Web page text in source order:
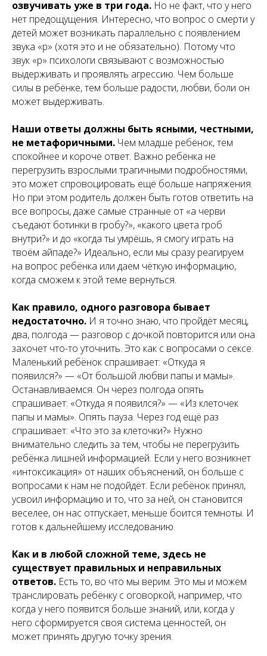
озвучивать уже в три года. Но не факт, что у него
нет предощущения. Интересно, что вопрос о смерти у
детей может возникать параллельно с появлением
звука «р» (хотя это и не обязательно). Потому что
звук «р» психологи связывают с возможностью
выдерживать и проявлять агрессию. Чем больше
силы в ребёнке, тем больше радости, любви, боли он
может выдерживать.
Наши ответы должны быть ясными, честными,
не метафоричными. Чем младше ребёнок, тем
спокойнее и короче ответ. Важно ребёнка не
перегрузить взрослыми трагичными подробностями,
это может спровоцировать ещё больше напряжения.
Но при этом родитель должен быть готов ответить на
все вопросы, даже самые странные от «а черви
съедают ботинки в гробу?», «какого цвета гроб
внутри?» и до «когда ты умрёшь, я смогу играть на
твоём айпаде?» Идеально, если мы сразу реагируем
на вопрос ребёнка или даем чёткую информацию,
когда сможем к этой теме вернуться.
Как правило, одного разговора бывает
недостаточно. И я точно знаю, что пройдёт месяц,
два, полгода — разговор с дочкой повторится или она
захочет что-то уточнить. Это как с вопросами о сексе.
Маленький ребёнок спрашивает: «Откуда я
появился?» — «От большой любви папы и мамы».
Останавливаемся. Он через полгода опять
спрашивает: «Откуда я появился?» — «Из клеточек
папы и мамы». Опять пауза. Через год ещё раз
спрашивает: «Что это за клеточки?» Нужно
внимательно следить за тем, чтобы не перегрузить
ребёнка лишней информацией. Если у него возникнет
«интоксикация» от наших объяснений, он больше с
вопросами к нам не подойдёт. Если ребёнок принял,
усвоил информацию и то, что за ней, он становится
веселее, он нас отпускает, меньше боится темноты. И
готов к дальнейшему исследованию.
Как и в любой сложной теме, здесь не
существует правильных и неправильных
ответов. Есть то, во что мы верим. Это мы и можем
транслировать ребёнку с оговоркой, например, что
когда у него появится больше знаний, или, когда у
него сформируется своя система ценностей, он
может принять другую точку зрения.